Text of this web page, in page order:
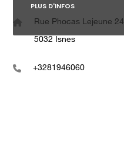
Rue Phocas Lejeune 24
5032 Isnes
+3281946060
PLUS D'INFOS